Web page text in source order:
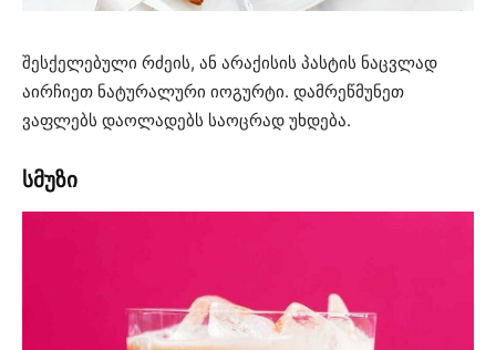
შესქელებული რძეის, ან არაქისის პასტის ნაცვლად
აირჩიეთ ნატურალური იოგურტი. დამრეწმუნეთ
ვაფლებს დაოლადებს საოცრად უხდება.
სმუზი